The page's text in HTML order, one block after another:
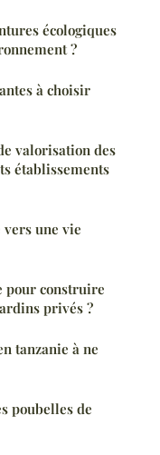
écologiques
?
à choisir
valorisation des
établissements
une vie
pour construire
privés ?
tanzanie à ne
poubelles de